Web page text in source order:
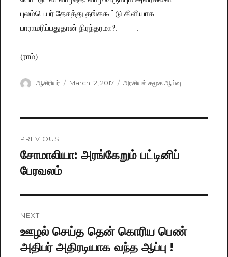
புலம்பெயர் தேசத்து தங்ககூட்டு கிளியாக
பாராமரிப்பதுதான் நிரந்தரமா?. .
(ராம்)
Author
ஆசிரியர்
Posted
March 12, 2017 Categories
அரசியல் சமூக ஆய்வு
navigation
PREVIOUS
Previous
post:
சோமாலியா: அரங்கேறும் பட்டினிப்
பேரவலம்
NEXT
Next
post:
ஊழல் செய்த தென் கொரிய பெண்
அதிபர் அதிரடியாக வந்த ஆப்பு !